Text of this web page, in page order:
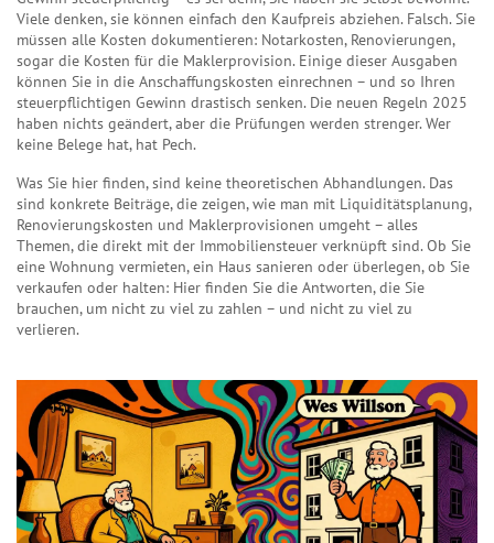
Viele denken, sie können einfach den Kaufpreis abziehen. Falsch. Sie
müssen alle Kosten dokumentieren: Notarkosten, Renovierungen,
sogar die Kosten für die Maklerprovision. Einige dieser Ausgaben
können Sie in die Anschaffungskosten einrechnen – und so Ihren
steuerpflichtigen Gewinn drastisch senken. Die neuen Regeln 2025
haben nichts geändert, aber die Prüfungen werden strenger. Wer
keine Belege hat, hat Pech.
Was Sie hier finden, sind keine theoretischen Abhandlungen. Das
sind konkrete Beiträge, die zeigen, wie man mit Liquiditätsplanung,
Renovierungskosten und Maklerprovisionen umgeht – alles
Themen, die direkt mit der Immobiliensteuer verknüpft sind. Ob Sie
eine Wohnung vermieten, ein Haus sanieren oder überlegen, ob Sie
verkaufen oder halten: Hier finden Sie die Antworten, die Sie
brauchen, um nicht zu viel zu zahlen – und nicht zu viel zu
verlieren.